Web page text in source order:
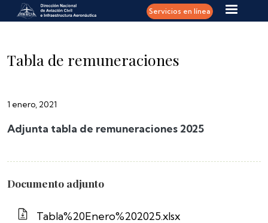
Pasar al contenido principal Servicios en línea
Tabla de remuneraciones
1 enero, 2021
Adjunta tabla de remuneraciones 2025
Documento adjunto
Tabla%20Enero%202025.xlsx